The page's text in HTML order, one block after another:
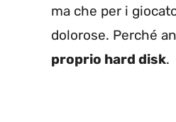
ma che per i
dolorose. Perché
proprio hard disk.